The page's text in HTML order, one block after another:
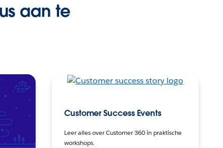
aan te
Customer Success Events
Leer alles over Customer 360 in praktische
workshops.